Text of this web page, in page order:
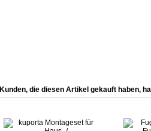
Kunden, die diesen Artikel gekauft haben,